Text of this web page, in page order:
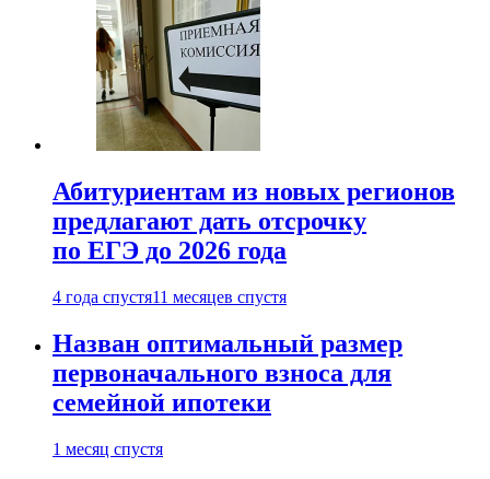
Абитуриентам из новых регионов
предлагают дать отсрочку
по ЕГЭ до 2026 года
4 года спустя11 месяцев спустя
Назван оптимальный размер
первоначального взноса для
семейной ипотеки
1 месяц спустя